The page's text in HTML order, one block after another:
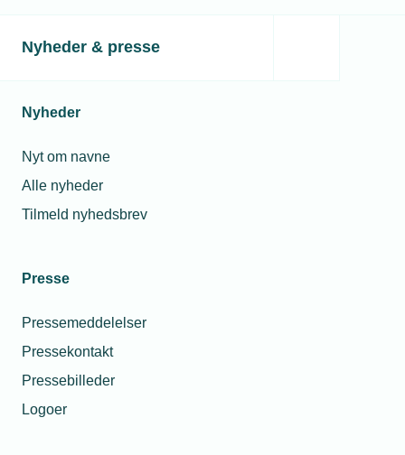
Nyheder & presse
Nyheder
Nyt om navne
Alle nyheder
Tilmeld nyhedsbrev
Presse
Pressemeddelelser
Pressekontakt
Pressebilleder
Logoer